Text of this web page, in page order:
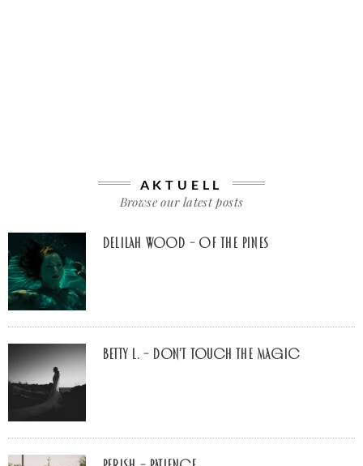
AKTUELL
Browse our latest posts
Delilah Wood – of the pines
Betty L. – don’t touch the Magic